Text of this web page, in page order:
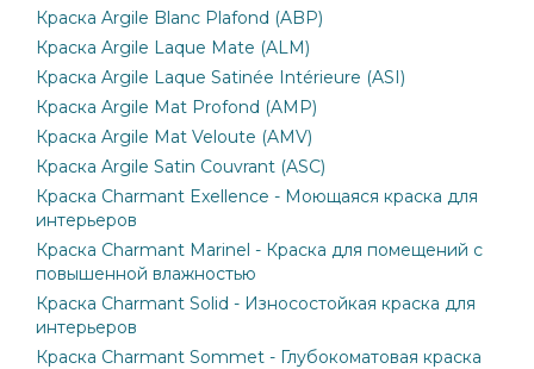
Краска Argile Blanc Plafond (ABP)
Краска Argile Laque Mate (ALM)
Краска Argile Laque Satinée Intérieure (ASI)
Краска Argile Mat Profond (AMP)
Краска Argile Mat Veloute (AMV)
Краска Argile Satin Couvrant (ASC)
Краска Charmant Exellence - Моющаяся краска для
интерьеров
Краска Charmant Marinel - Краска для помещений с
повышенной влажностью
Краска Charmant Solid - Износостойкая краска для
интерьеров
Краска Charmant Sommet - Глубокоматовая краска